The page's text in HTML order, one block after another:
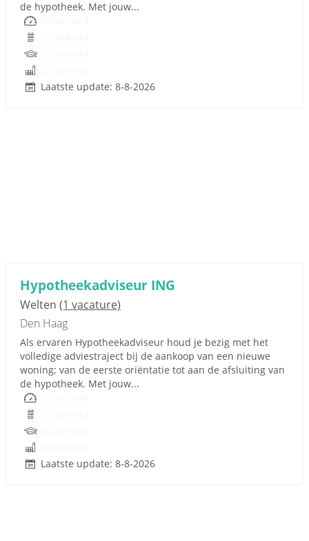
de hypotheek. Met jouw...
Laatste update: 8-8-2026
Hypotheekadviseur ING
Welten (1 vacature)
Den Haag
Als ervaren Hypotheekadviseur houd je bezig met het
volledige adviestraject bij de aankoop van een nieuwe
woning; van de eerste oriëntatie tot aan de afsluiting van
de hypotheek. Met jouw...
Laatste update: 8-8-2026